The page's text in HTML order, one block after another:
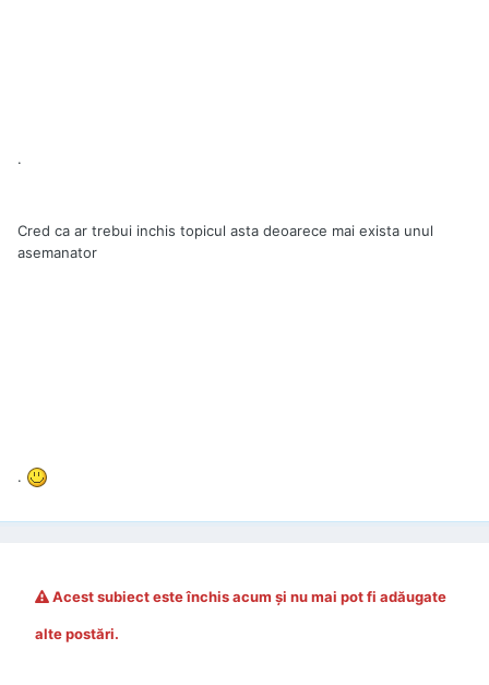
.
Cred ca ar trebui inchis topicul asta deoarece mai exista unul
asemanator
.
Acest subiect este închis acum şi nu mai pot fi adăugate
alte postări.